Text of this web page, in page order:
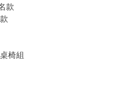
款
椅組